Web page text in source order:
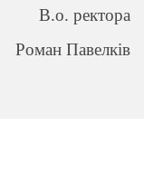
В.о. ректора
Роман Павелків